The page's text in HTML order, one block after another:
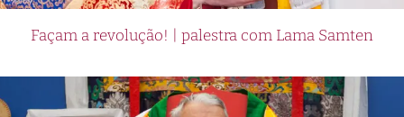
Façam a revolução! | palestra com Lama Samten